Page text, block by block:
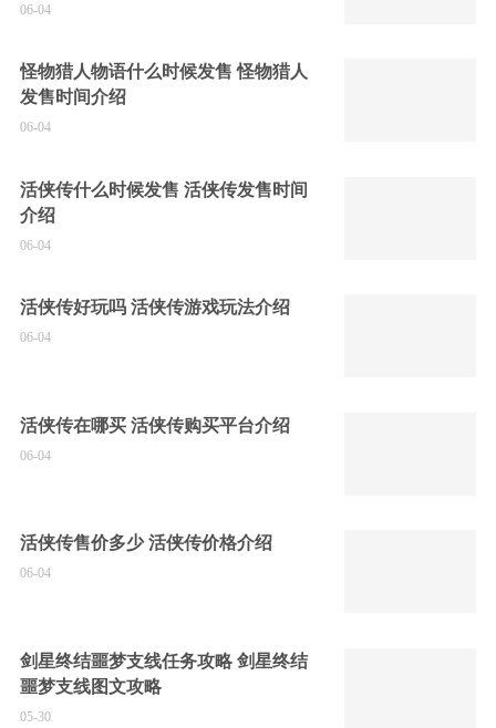
06-04
怪物猎人物语什么时候发售 怪物猎人
发售时间介绍
06-04
活侠传什么时候发售 活侠传发售时间
介绍
06-04
活侠传好玩吗 活侠传游戏玩法介绍
06-04
活侠传在哪买 活侠传购买平台介绍
06-04
活侠传售价多少 活侠传价格介绍
06-04
剑星终结噩梦支线任务攻略 剑星终结
噩梦支线图文攻略
05-30